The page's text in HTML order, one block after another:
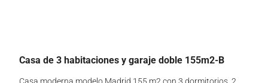
Casa de 3 habitaciones y garaje doble 155m2-B